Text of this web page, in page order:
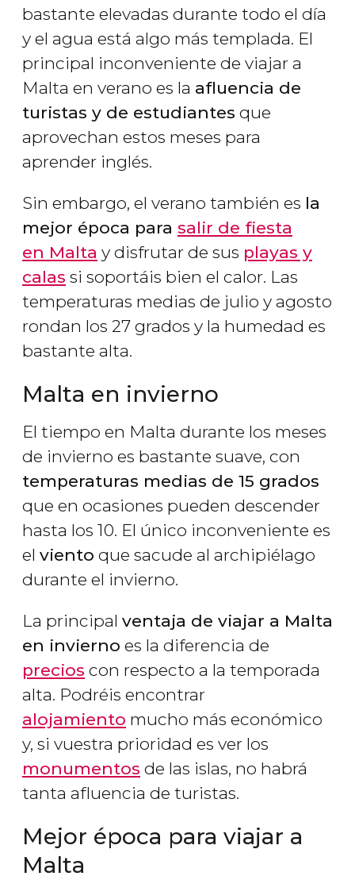
bastante elevadas durante todo el día
y el agua está algo más templada. El
principal inconveniente de viajar a
Malta en verano es la afluencia de
turistas y de estudiantes que
aprovechan estos meses para
aprender inglés.
Sin embargo, el verano también es la
mejor época para salir de fiesta
en Malta y disfrutar de sus playas y
calas si soportáis bien el calor. Las
temperaturas medias de julio y agosto
rondan los 27 grados y la humedad es
bastante alta.
Malta en invierno
El tiempo en Malta durante los meses
de invierno es bastante suave, con
temperaturas medias de 15 grados
que en ocasiones pueden descender
hasta los 10. El único inconveniente es
el viento que sacude al archipiélago
durante el invierno.
La principal ventaja de viajar a Malta
en invierno es la diferencia de
precios con respecto a la temporada
alta. Podréis encontrar
alojamiento mucho más económico
y, si vuestra prioridad es ver los
monumentos de las islas, no habrá
tanta afluencia de turistas.
Mejor época para viajar a
Malta